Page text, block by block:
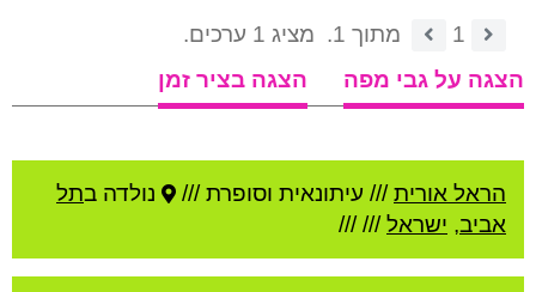
1 מתוך 1.
מציג 1 ערכים.
הצגה על גבי מפה
הצגה בציר זמן
הראל אורית/// עיתונאית וסופרת /// נולדה בתל
אביב, ישראל///
///